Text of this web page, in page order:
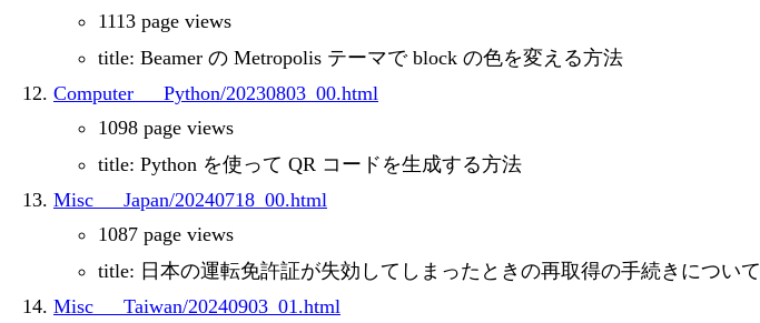
1113 page views
title: Beamer の Metropolis テーマで block の色を変える方法
Computer___Python/20230803_00.html
1098 page views
title: Python を使って QR コードを生成する方法
Misc___Japan/20240718_00.html
1087 page views
title: 日本の運転免許証が失効してしまったときの再取得の手続きについて
Misc___Taiwan/20240903_01.html